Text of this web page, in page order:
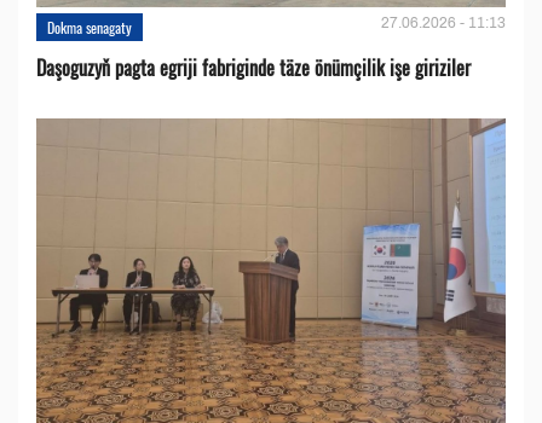
Dokma senagaty 27.06.2026 - 11:13
Daşoguzyň pagta egriji fabriginde täze önümçilik işe giriziler